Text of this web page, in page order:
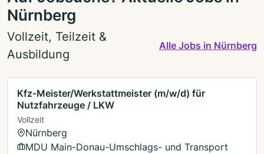
Nürnberg
Vollzeit, Teilzeit &
Ausbildung
Alle Jobs in Nürnberg
Kfz-Meister/Werkstattmeister (m/w/d) für
Nutzfahrzeuge / LKW
Vollzeit
Nürnberg
MDU Main-Donau-Umschlags- und Transport